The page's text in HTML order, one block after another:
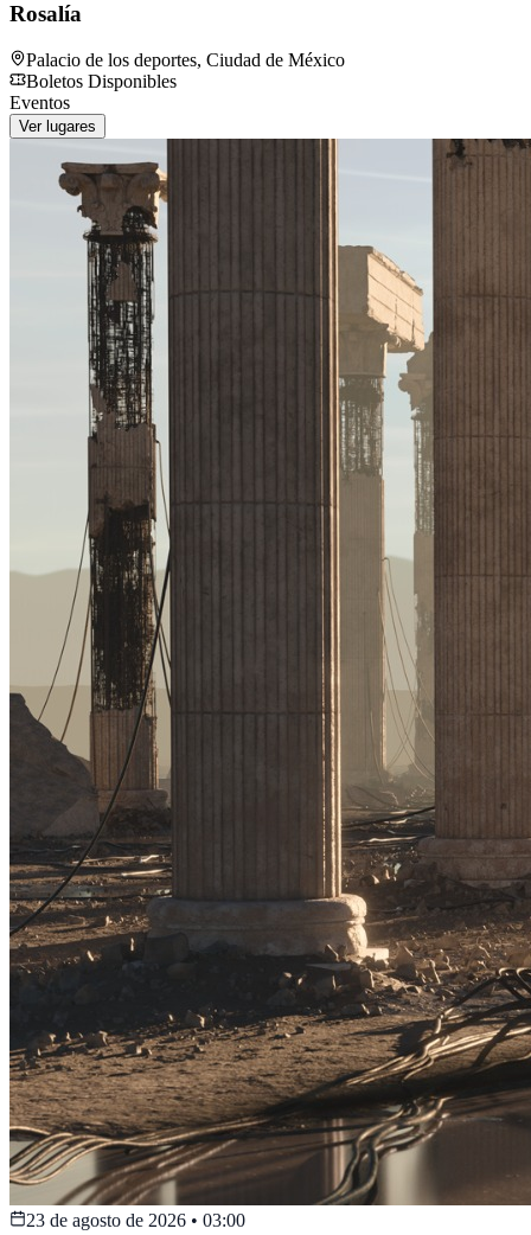
Rosalía
Palacio de los deportes, Ciudad de México
Boletos Disponibles
Eventos
Ver lugares
23 de agosto de 2026 • 03:00